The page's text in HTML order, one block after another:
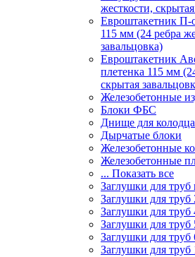
жесткости,
Евроштакетник
115 мм (24 ребра
завальцовка)
Евроштакетник
плетенка 115 мм
скрытая
Железобетонные
Блоки ФБС
Днище для колодца
Дырчатые блоки
Железобетонные
Железобетонные
... Показать все
Заглушки для труб
Заглушки для
Заглушки для
Заглушки для
Заглушки для
Заглушки для